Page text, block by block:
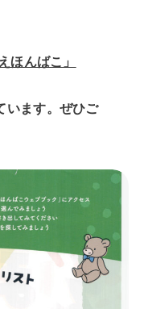
ほんばこ」
います。ぜひご